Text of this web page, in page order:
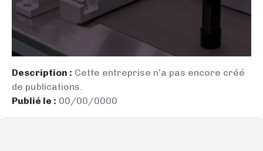
Description : Cette entreprise n’a pas encore créé
de publications.
Publié le : 00/00/0000